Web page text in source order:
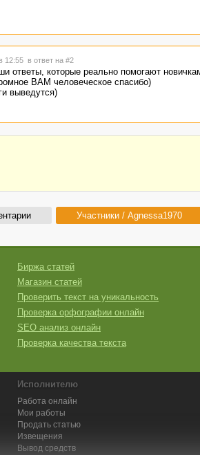
12:55 в ответ на #2
ответы, которые реально помогают
ВАМ человеческое спасибо)
выведутся)
Участники / Agnessa1970
Биржа статей
Магазин статей
Проверить текст на уникальность
Проверка орфографии онлайн
SEO анализ онлайн
Проверка качества текста
Исполнителю
Работа онлайн
Мои работы
Продать статью
Извещения
Вывод средств